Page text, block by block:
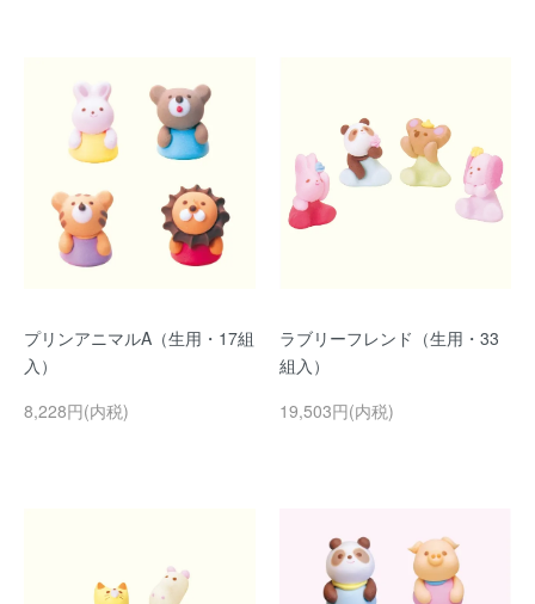
プリンアニマルA（生用・17組
入）
8,228円(内税)
ラブリーフレンド（生用・33
組入）
19,503円(内税)